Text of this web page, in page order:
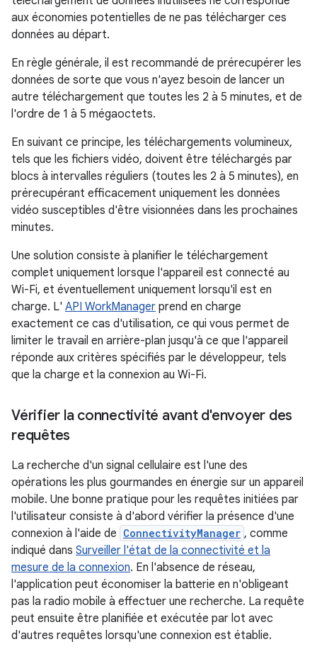
aux économies potentielles de ne pas télécharger ces
données au départ.
En règle générale, il est recommandé de prérecupérer les
données de sorte que vous n'ayez besoin de lancer un
autre téléchargement que toutes les 2 à 5 minutes, et de
l'ordre de 1 à 5 mégaoctets.
En suivant ce principe, les téléchargements volumineux,
tels que les fichiers vidéo, doivent être téléchargés par
blocs à intervalles réguliers (toutes les 2 à 5 minutes), en
prérecupérant efficacement uniquement les données
vidéo susceptibles d'être visionnées dans les prochaines
minutes.
Une solution consiste à planifier le téléchargement
complet uniquement lorsque l'appareil est connecté au
Wi-Fi, et éventuellement uniquement lorsqu'il est en
charge. L' API WorkManager prend en charge
exactement ce cas d'utilisation, ce qui vous permet de
limiter le travail en arrière-plan jusqu'à ce que l'appareil
réponde aux critères spécifiés par le développeur, tels
que la charge et la connexion au Wi-Fi.
Vérifier la connectivité avant d'envoyer des
requêtes
La recherche d'un signal cellulaire est l'une des
opérations les plus gourmandes en énergie sur un appareil
mobile. Une bonne pratique pour les requêtes initiées par
l'utilisateur consiste à d'abord vérifier la présence d'une
connexion à l'aide de ConnectivityManager , comme
indiqué dans Surveiller l'état de la connectivité et la
mesure de la connexion. En l'absence de réseau,
l'application peut économiser la batterie en n'obligeant
pas la radio mobile à effectuer une recherche. La requête
peut ensuite être planifiée et exécutée par lot avec
d'autres requêtes lorsqu'une connexion est établie.